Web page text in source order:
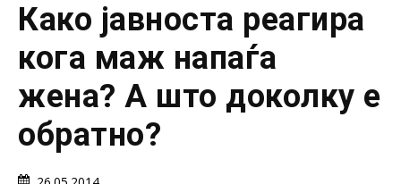
Како јавноста реагира
кога маж напаѓа
жена? А што доколку е
обратно?